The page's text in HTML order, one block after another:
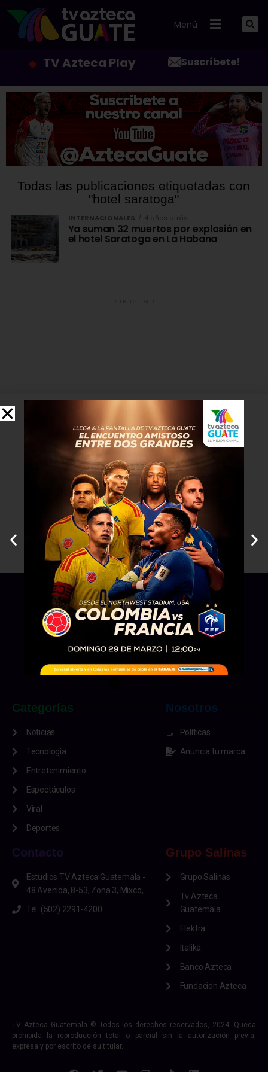
Menú
TV Azteca Play Suscríbete!
Todas las publicaciones etiquetadas con
"hotel saratoga"
INTERNACIONALES 4 años atrás
Ya suman 32 muertos por explosión en
el hotel Saratoga en La Habana
Categorías
Noticias
Tecnología
Entretenimiento
Espectáculos
Viral
Deportes
Nosotros
Políticas
Anuncia tu marca
Contacto
Estudios TV Azteca Guatemala -
48 Avenida, 8-53, Zona 3, Mixco,
Tel. (502) 2291-4200
Grupo Salinas
Grupo Salinas
Tv Azteca
Guatemala
Elektra
Italika
Banco Azteca
Fundación Azteca
TV Azteca Guatemala © Todos los derechos reservados, 2024. Queda
prohibida la reproducción total o parcial sin la autorización previa,
expresa y por escrito de su titular.